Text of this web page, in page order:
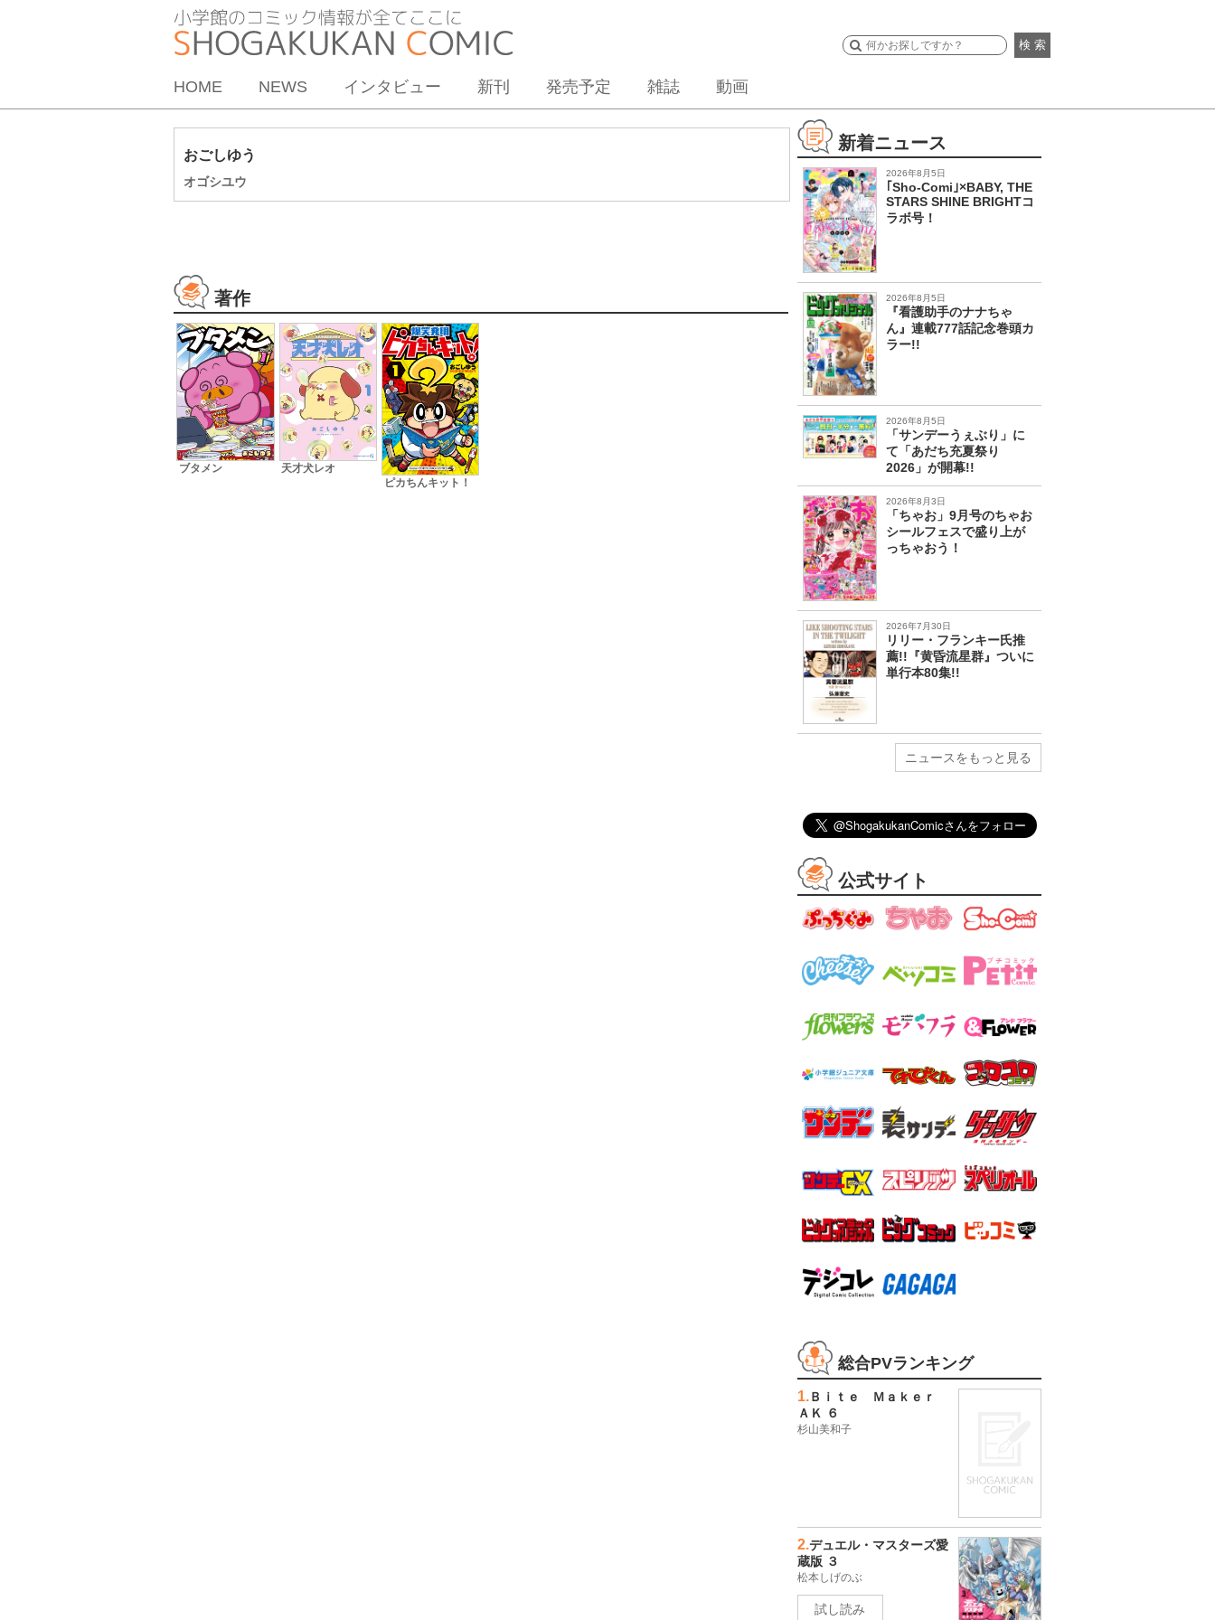
検 索
HOME NEWS インタビュー 新刊 発売予定 雑誌 動画
おごしゆう
オゴシユウ
著作
ブタメン
天才犬レオ
ピカちんキット！
新着ニュース
2026年8月5日
｢Sho-Comi｣×BABY, THE
STARS SHINE BRIGHTコ
ラボ号！
2026年8月5日
『看護助手のナナちゃ
ん』連載777話記念巻頭カ
ラー!!
2026年8月5日
「サンデーうぇぶり」に
て「あだち充夏祭り
2026」が開幕!!
2026年8月3日
「ちゃお」9月号のちゃお
シールフェスで盛り上が
っちゃおう！
2026年7月30日
リリー・フランキー氏推
薦!!『黄昏流星群』ついに
単行本80集!!
ニュースをもっと見る
公式サイト
総合PVランキング
1.Ｂｉｔｅ Ｍａｋｅｒ
ＡＫ ６
杉山美和子
2.デュエル・マスターズ愛
蔵版 ３
松本しげのぶ
試し読み